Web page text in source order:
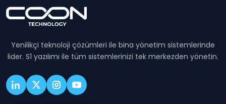
Yenilikçi teknoloji çözümleri ile bina yönetim sistemlerinde
lider. S1 yazılımı ile tüm sistemlerinizi tek merkezden yönetin.